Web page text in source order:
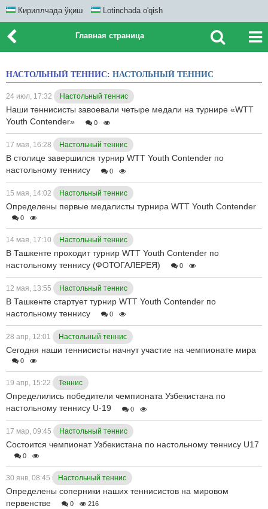
Кириллчада ўқиш Lotinchada o'qish
Главная страница
НАСТОЛЬНЫЙ ТЕННИС: НАСТОЛЬНЫЙ ТЕННИС
24 июл, 17:32 Настольный теннис
Наши теннисисты завоевали четыре медали на турнире «WTT
Youth Contender»
0
17 мая, 16:28 Настольный теннис
В столице завершился турнир WTT Youth Contender по
настольному теннису
0
15 мая, 14:02 Настольный теннис
Определены первые медалисты турнира WTT Youth Contender
0
14 мая, 17:10 Настольный теннис
В Ташкенте проходит турнир WTT Youth Contender по
настольному теннису (ФОТОГАЛЕРЕЯ)
0
12 мая, 13:55 Настольный теннис
В Ташкенте стартует турнир WTT Youth Contender по
настольному теннису
0
28 апр, 12:01 Настольный теннис
Сегодня наши теннисисты начнут участие на чемпионате мира
0
19 апр, 15:22 Теннис
Определились победители чемпионата Узбекистана по
настольному теннису U-19
0
17 мар, 09:45 Настольный теннис
Состоится чемпионат Узбекистана по настольному теннису U17
0
30 янв, 08:45 Настольный теннис
Определены соперники наших теннисистов на мировом
первенстве
0 216